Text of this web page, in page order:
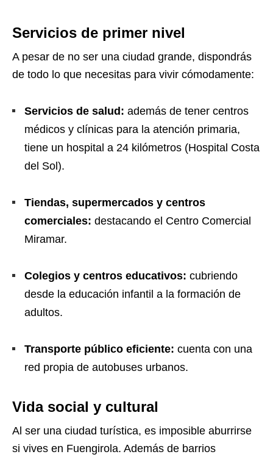
Servicios de primer nivel
A pesar de no ser una ciudad grande, dispondrás
de todo lo que necesitas para vivir cómodamente:
Servicios de salud: además de tener centros
médicos y clínicas para la atención primaria,
tiene un hospital a 24 kilómetros (Hospital Costa
del Sol).
Tiendas, supermercados y centros
comerciales: destacando el Centro Comercial
Miramar.
Colegios y centros educativos: cubriendo
desde la educación infantil a la formación de
adultos.
Transporte público eficiente: cuenta con una
red propia de autobuses urbanos.
Vida social y cultural
Al ser una ciudad turística, es imposible aburrirse
si vives en Fuengirola. Además de barrios